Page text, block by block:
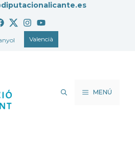
Valencià
MENÚ